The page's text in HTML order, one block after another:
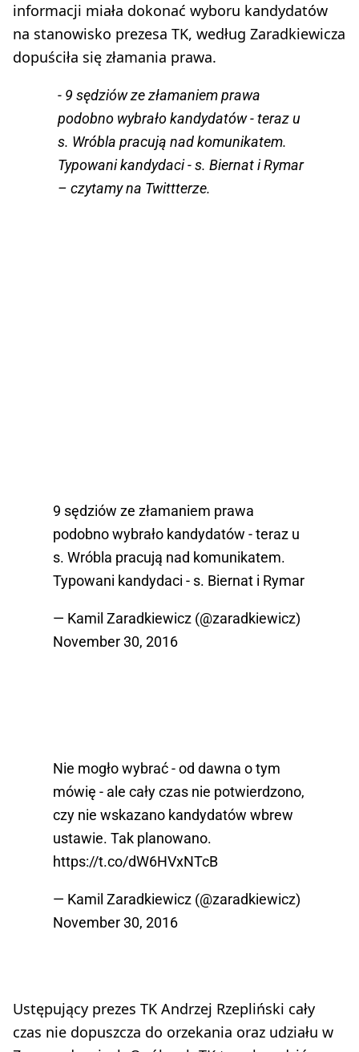
informacji miała dokonać wyboru kandydatów
na stanowisko prezesa TK, według Zaradkiewicza
dopuściła się złamania prawa.
- 9 sędziów ze złamaniem prawa
podobno wybrało kandydatów - teraz u
s. Wróbla pracują nad komunikatem.
Typowani kandydaci - s. Biernat i Rymar
– czytamy na Twittterze.
9 sędziów ze złamaniem prawa
podobno wybrało kandydatów - teraz u
s. Wróbla pracują nad komunikatem.
Typowani kandydaci - s. Biernat i Rymar
— Kamil Zaradkiewicz (@zaradkiewicz)
November 30, 2016
Nie mogło wybrać - od dawna o tym
mówię - ale cały czas nie potwierdzono,
czy nie wskazano kandydatów wbrew
ustawie. Tak planowano.
https://t.co/dW6HVxNTcB
— Kamil Zaradkiewicz (@zaradkiewicz)
November 30, 2016
Ustępujący prezes TK Andrzej Rzepliński cały
czas nie dopuszcza do orzekania oraz udziału w